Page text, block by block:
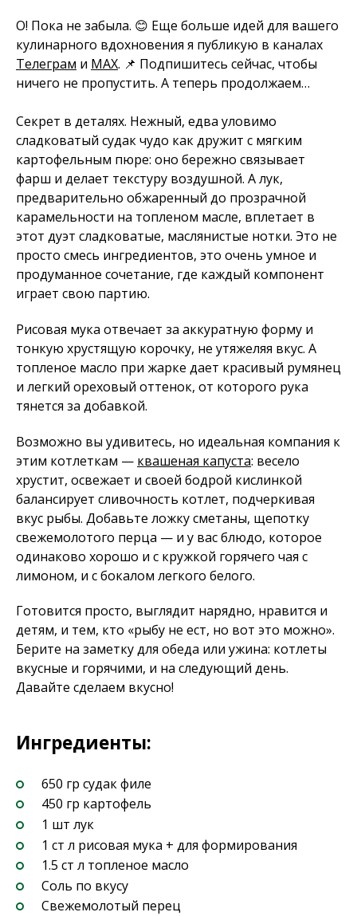
О! Пока не забыла. 😊 Еще больше идей для вашего
кулинарного вдохновения я публикую в каналах
Телеграм и MAX. 📌 Подпишитесь сейчас, чтобы
ничего не пропустить. А теперь продолжаем…
Секрет в деталях. Нежный, едва уловимо
сладковатый судак чудо как дружит с мягким
картофельным пюре: оно бережно связывает
фарш и делает текстуру воздушной. А лук,
предварительно обжаренный до прозрачной
карамельности на топленом масле, вплетает в
этот дуэт сладковатые, маслянистые нотки. Это не
просто смесь ингредиентов, это очень умное и
продуманное сочетание, где каждый компонент
играет свою партию.
Рисовая мука отвечает за аккуратную форму и
тонкую хрустящую корочку, не утяжеляя вкус. А
топленое масло при жарке дает красивый румянец
и легкий ореховый оттенок, от которого рука
тянется за добавкой.
Возможно вы удивитесь, но идеальная компания к
этим котлеткам — квашеная капуста: весело
хрустит, освежает и своей бодрой кислинкой
балансирует сливочность котлет, подчеркивая
вкус рыбы. Добавьте ложку сметаны, щепотку
свежемолотого перца — и у вас блюдо, которое
одинаково хорошо и с кружкой горячего чая с
лимоном, и с бокалом легкого белого.
Готовится просто, выглядит нарядно, нравится и
детям, и тем, кто «рыбу не ест, но вот это можно».
Берите на заметку для обеда или ужина: котлеты
вкусные и горячими, и на следующий день.
Давайте сделаем вкусно!
Ингредиенты:
650 гр судак филе
450 гр картофель
1 шт лук
1 ст л рисовая мука + для формирования
1.5 ст л топленое масло
Соль по вкусу
Свежемолотый перец